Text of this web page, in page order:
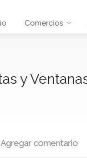
Comercios
y
Agregar comentario